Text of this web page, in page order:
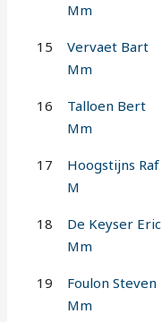
Mm
15
Vervaet Bart
Mm
16
Talloen Bert
Mm
17
Hoogstijns Raf
M
18
De Keyser Eric
Mm
19
Foulon Steven
Mm